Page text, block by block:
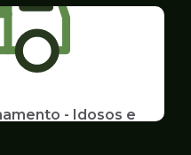
- Idosos e